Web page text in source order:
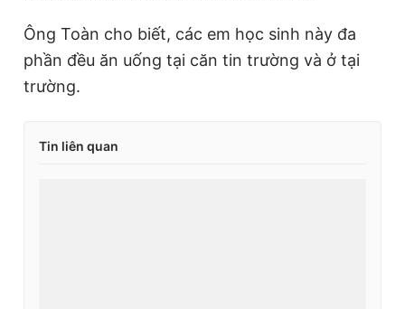
Ông Toàn cho biết, các em học sinh này đa
phần đều ăn uống tại căn tin trường và ở tại
trường.
Tin liên quan